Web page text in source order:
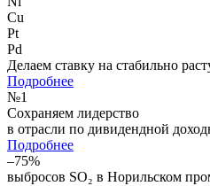
Cu
Pt
Pd
Делаем ставку на стабильно
Подробнее
№1
Сохраняем лидерство
в отрасли по дивидендной
Подробнее
–75%
выбросов SO₂ в Норильском